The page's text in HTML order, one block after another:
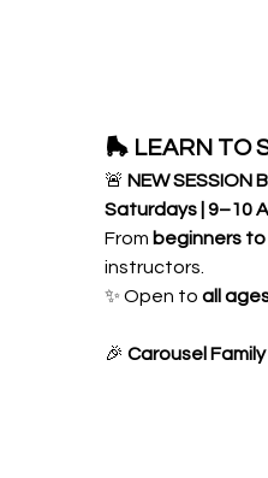
🛼 LEARN TO
🚨 NEW SESSION
Saturdays | 9–10
From beginners
instructors.
✨ Open to all
🎉 Carousel